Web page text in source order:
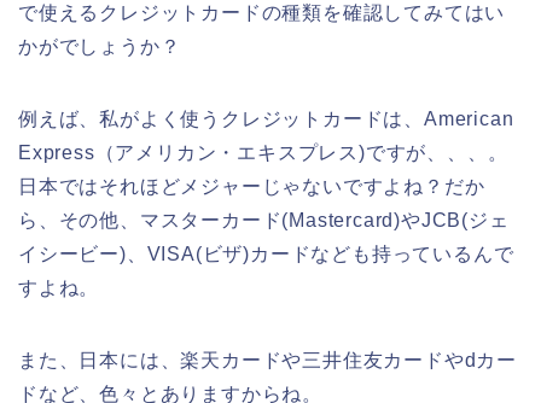
で使えるクレジットカードの種類を確認してみてはい
かがでしょうか？
例えば、私がよく使うクレジットカードは、American
Express（アメリカン・エキスプレス)ですが、、、。
日本ではそれほどメジャーじゃないですよね？だか
ら、その他、マスターカード(Mastercard)やJCB(ジェ
イシービー)、VISA(ビザ)カードなども持っているんで
すよね。
また、日本には、楽天カードや三井住友カードやdカー
ドなど、色々とありますからね。